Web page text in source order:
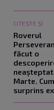
CITEȘTE ȘI
Roverul
făcut o
Marte.
surprins